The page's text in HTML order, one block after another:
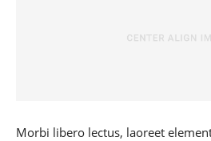
Morbi libero lectus, laoreet